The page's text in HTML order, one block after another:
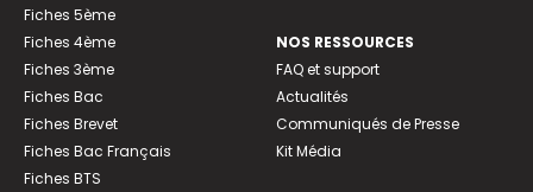
Fiches 5ème
Fiches 4ème
Fiches 3ème
Fiches Bac
Fiches Brevet
Fiches Bac Français
Fiches BTS
NOS RESSOURCES
FAQ et support
Actualités
Communiqués de Presse
Kit Média